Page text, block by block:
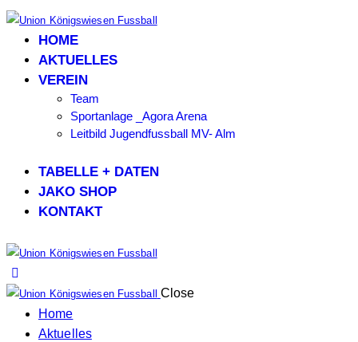
HOME
AKTUELLES
VEREIN
Team
Sportanlage _Agora Arena
Leitbild Jugendfussball MV- Alm
TABELLE + DATEN
JAKO SHOP
KONTAKT
Close
Home
Aktuelles